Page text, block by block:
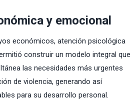
y emocional
económicos, atención psicológica
construir un modelo integral que
las necesidades más urgentes
de violencia, generando así
para su desarrollo personal.